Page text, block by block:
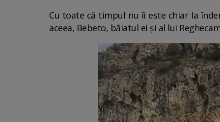
Cu toate că timpul nu îi este chiar la
aceea, Bebeto, băiatul ei și al lui